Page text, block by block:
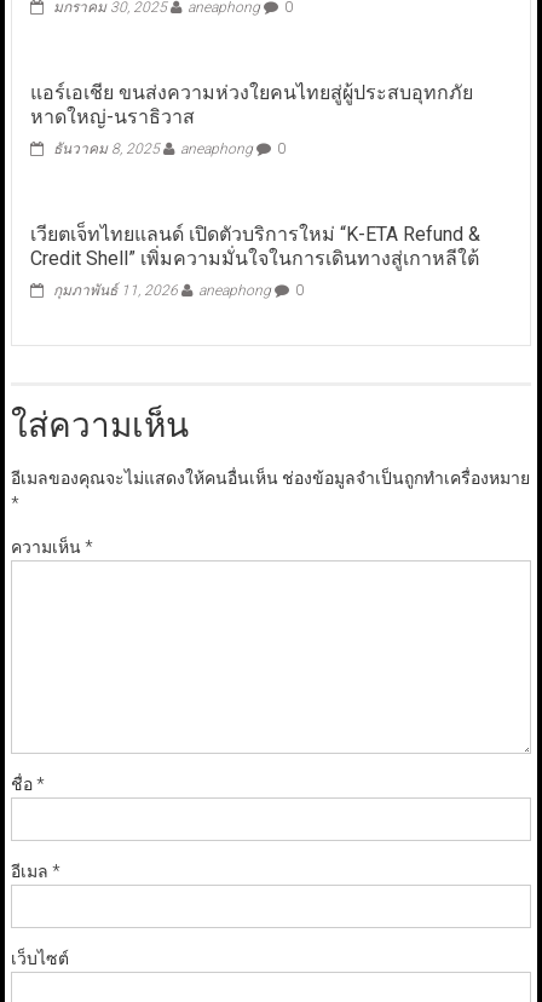
มกราคม 30, 2025 aneaphong 0
แอร์เอเชีย ขนส่งความห่วงใยคนไทยสู่ผู้ประสบอุทกภัย
หาดใหญ่-นราธิวาส
ธันวาคม 8, 2025 aneaphong 0
เวียตเจ็ทไทยแลนด์ เปิดตัวบริการใหม่ “K-ETA Refund &
Credit Shell” เพิ่มความมั่นใจในการเดินทางสู่เกาหลีใต้
กุมภาพันธ์ 11, 2026 aneaphong 0
ใส่ความเห็น
อีเมลของคุณจะไม่แสดงให้คนอื่นเห็น ช่องข้อมูลจำเป็นถูกทำเครื่องหมาย
*
ความเห็น*
ชื่อ*
อีเมล *
เว็บไซต์